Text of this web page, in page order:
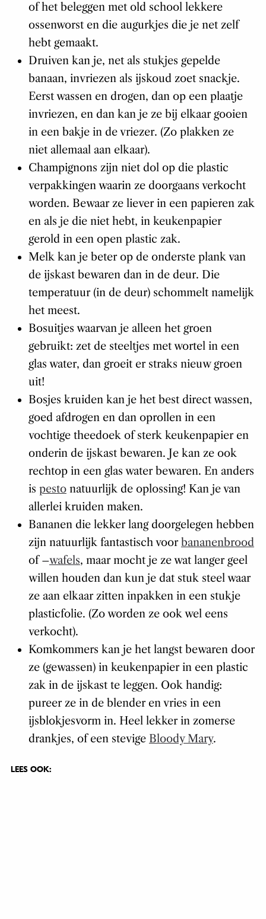
of het beleggen met old school lekkere
ossenworst en die augurkjes die je net zelf
hebt gemaakt.
Druiven kan je, net als stukjes gepelde
banaan, invriezen als ijskoud zoet snackje.
Eerst wassen en drogen, dan op een plaatje
invriezen, en dan kan je ze bij elkaar gooien
in een bakje in de vriezer. (Zo plakken ze
niet allemaal aan elkaar).
Champignons zijn niet dol op die plastic
verpakkingen waarin ze doorgaans verkocht
worden. Bewaar ze liever in een papieren zak
en als je die niet hebt, in keukenpapier
gerold in een open plastic zak.
Melk kan je beter op de onderste plank van
de ijskast bewaren dan in de deur. Die
temperatuur (in de deur) schommelt namelijk
het meest.
Bosuitjes waarvan je alleen het groen
gebruikt: zet de steeltjes met wortel in een
glas water, dan groeit er straks nieuw groen
uit!
Bosjes kruiden kan je het best direct wassen,
goed afdrogen en dan oprollen in een
vochtige theedoek of sterk keukenpapier en
onderin de ijskast bewaren. Je kan ze ook
rechtop in een glas water bewaren. En anders
is pestonatuurlijk de oplossing! Kan je van
allerlei kruiden maken.
Bananen die lekker lang doorgelegen hebben
zijn natuurlijk fantastisch voorbananenbrood
of –wafels, maar mocht je ze wat langer geel
willen houden dan kun je dat stuk steel waar
ze aan elkaar zitten inpakken in een stukje
plasticfolie. (Zo worden ze ook wel eens
verkocht).
Komkommers kan je het langst bewaren door
ze (gewassen) in keukenpapier in een plastic
zak in de ijskast te leggen. Ook handig:
pureer ze in de blender en vries in een
ijsblokjesvorm in. Heel lekker in zomerse
drankjes, of een stevige Bloody Mary.
LEES OOK: